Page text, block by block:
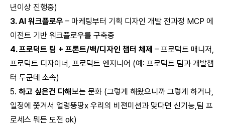
년이상 진행중)
3. AI 워크플로우 – 마케팅부터 기획 디자인 개발 전과정 MCP 에
이전트 기반 워크플로우를 구축중
4. 프로덕트 팀 + 프론트/백/디자인 챕터 체제 – 프로덕트 매니저,
프로덕트 디자이너, 프로덕트 엔지니어 (예: 프로덕트 팀과 개발챕
터 두군데 소속)
5. 하고 싶은건 다해보는 문화 (그렇게 해왔으니까 그렇게 하거나,
일정에 쫓겨서 얼렁뚱땅x 우리의 비젼미션과 맞다면 신기능,팀 프
로세스 뭐든 도전 ok)